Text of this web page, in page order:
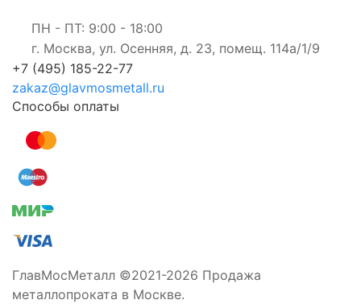
ПН - ПТ: 9:00 - 18:00
г. Москва, ул. Осенняя, д. 23, помещ. 114а/1/9
+7 (495) 185-22-77
zakaz@glavmosmetall.ru
Способы оплаты
ГлавМосМеталл ©2021-2026 Продажа
металлопроката в Москве.